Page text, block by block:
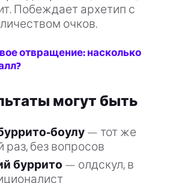
Побеждает архетип с
очков.
отвращение: насколько
могут быть
боулу — тот же
раз, без вопросов
буррито — олдскул, в